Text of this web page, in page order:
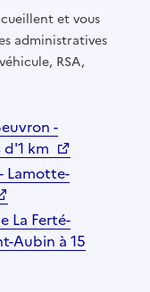
et vous
administratives
RSA,
-
km
Lamotte-
La Ferté-
Aubin à 15